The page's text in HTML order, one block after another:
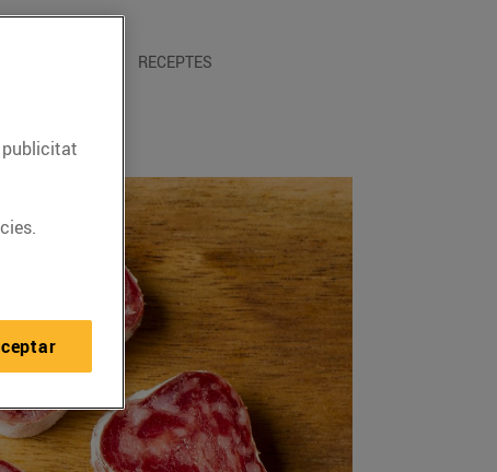
RECEPTES
publicitat